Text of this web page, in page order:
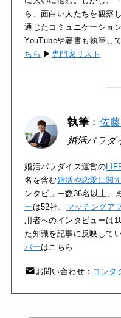
ら、面白い人たちを観察
通じたコミュニケーショ
YouTubeや著書も執筆し
ちら ▶ 専門家リスト
執筆 ： 佐
婚活パラダ
婚活パラダイス運営の
名を含む婚活や恋愛に関
ンタビュー数36名以上、
ー は52社、 マッチングア
用者へのインタビューは
た知識を記事に反映して
バーはこちら
お問い合わせ： コンタ